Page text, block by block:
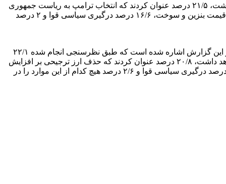
۲۴/۱ درصد از شهروندان با بیشترین میزان معتقدند که جنگ با اسرائیل بیشترین تاثیر را بر افزایش قیمت طلا و سکه در سال ۱۴۰۳ خواهد داشت، ۲۱/۵ درصد عنوان کردند که انتخاب ترامپ به ریاست جمهوری
آمریکا بر افزایش قیمت طلا و سکه اثرگذار است. همچنین آن‌ها ۱۸/۶ درصد حذف ارز ترجیحی را موثر دانسته و ۱۷/۲ درصد گفته‌اند افزایش قیمت بنزین و سوخت، ۱۶/۶ درصد درگیری سیاسی قوا و ۲ درصد
علاوه موارد گفته شده موضوع خودرو و پیش بینی از عواملی که می‌تواند در سال جاری بر افزایش قیمت آن تأثیر بیشتری داشته باشد هم در این گزارش اشاره شده است که طبق نظرسنجی انجام شده ۲۲/۱
درصد از شهروندان با بیشترین میزان معتقدند که افزایش قیمت بنزین و سوخت بیشترین تاثیر را بر افزایش قیمت خودرو در سال ۱۴۰۳ خواهد داشت، ۲۰/۸ درصد عنوان کردند که حذف ارز ترجیحی بر افزایش
قیمت خودرو اثرگذار است، ۱۸/۴ درصد انتخاب ترامپ به ریاست جمهوری آمریکا را موثر دانسته، ۱۸/۳ درصد گفته‌اند جنگ با اسرائیل، ۱۷/۸ درصد درگیری سیاسی قوا و ۲/۶ درصد هیچ کدام از این موارد را در